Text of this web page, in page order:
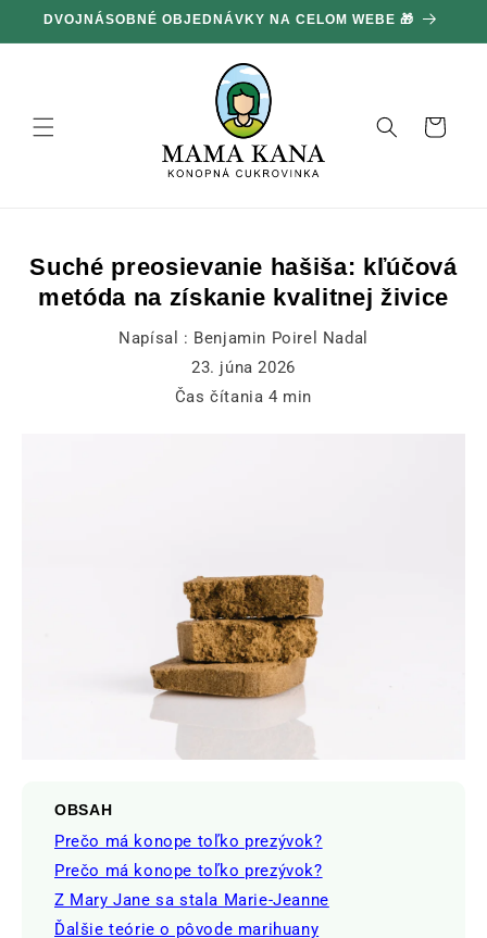
a prejsť
na obsah
DVOJNÁSOBNÉ OBJEDNÁVKY NA CELOM WEBE 🎁
Košík
Suché preosievanie hašiša: kľúčová
metóda na získanie kvalitnej živice
Napísal : Benjamin Poirel Nadal
23. júna 2026
Čas čítania4 min
OBSAH
Prečo má konope toľko prezývok?
Prečo má konope toľko prezývok?
Z Mary Jane sa stala Marie-Jeanne
Ďalšie teórie o pôvode marihuany